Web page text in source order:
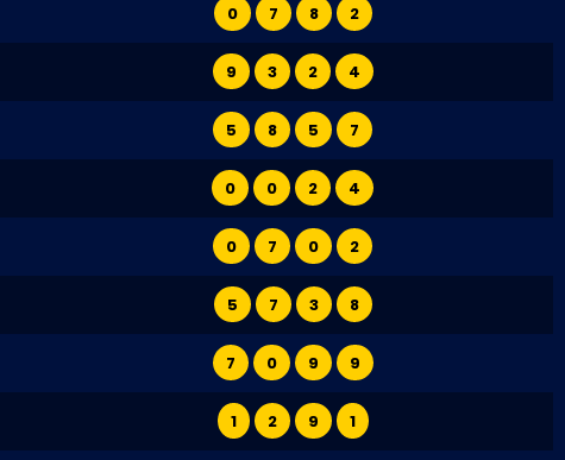
0 7 8 2
9 3 2 4
5 8 5 7
0 0 2 4
0 7 0 2
5 7 3 8
7 0 9 9
1 2 9 1